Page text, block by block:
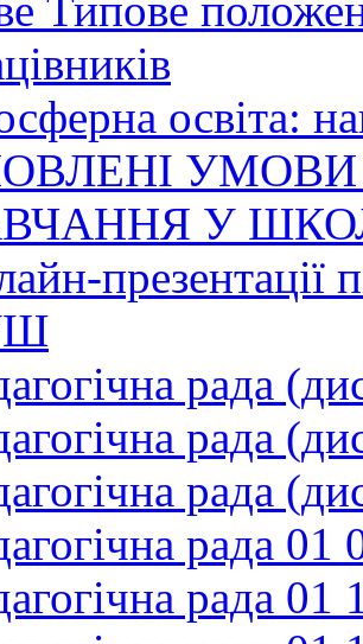
освіта:
У
презентації
рада
рада
рада
рада 01
рада 01